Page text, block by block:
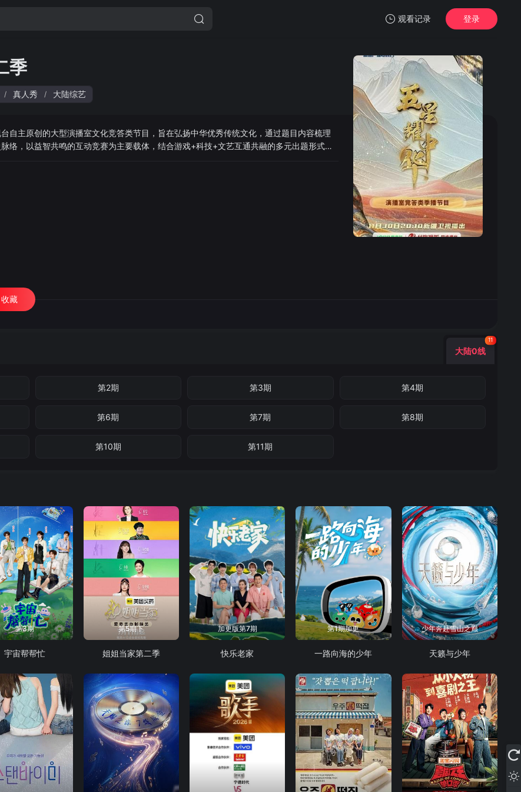
观看记录
暂无观看影片的记录
登录
季
/ 真人秀 / 大陆综艺
台自主原创的大型演播室文化竞答类节目，旨在弘扬中华优秀传统文化，通过题目内容梳理
络，以益智共鸣的互动竞赛为主要载体，结合游戏+科技+文艺互通共融的多元出题形式，
收藏
大陆0线
11
第2期 第3期 第4期
第6期 第7期 第8期
第10期 第11期
第3期
宇宙帮帮忙
第5期下
姐姐当家第二季
加更版第7期
快乐老家
第1期加更
一路向海的少年
少年奔赴雪山之巅
天籁与少年